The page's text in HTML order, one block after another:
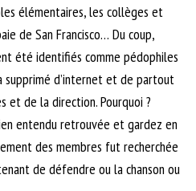
élémentaires, les collèges et
de San Francisco… Du coup,
été identifiés comme pédophiles
supprimé d’internet et de partout
et de la direction. Pourquoi ?
entendu retrouvée et gardez en
des membres fut recherchée
de défendre ou la chanson ou